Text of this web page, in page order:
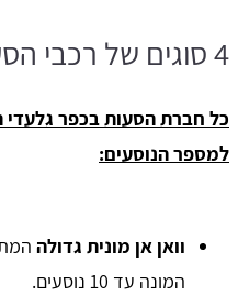
4 סוגים של רכבי הסעות בכפר גלעדי
כל חברת הסעות בכפר
למספר הנוסעים:
וואן אן מונית גדולה
המונה עד 10 נוסעים.